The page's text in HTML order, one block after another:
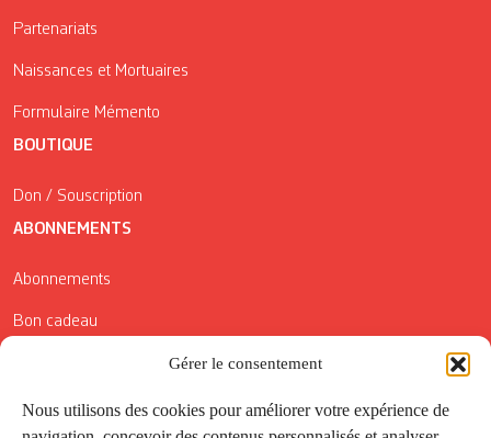
Gérer le consentement
Nous utilisons des cookies pour améliorer votre expérience de
Partenariats
Naissances et Mortuaires
Formulaire Mémento
BOUTIQUE
Don / Souscription
ABONNEMENTS
Abonnements
Bon cadeau
Conditions générales de vente
Réductions de la Carte Côté Courrier